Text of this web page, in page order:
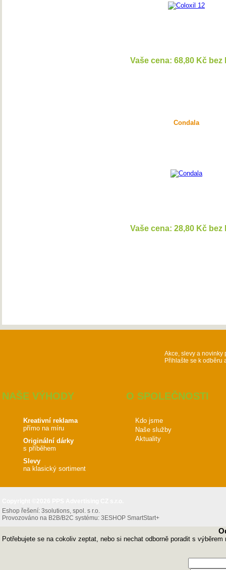
Vaše cena: 68,80 Kč bez
Condala
Vaše cena: 28,80 Kč bez
Akce, slevy a novinky
Přihlašte se k odběru
NAŠE VÝHODY
Kreativní reklama
přímo na míru
Originální dárky
s příběhem
Slevy
na klasický sortiment
O SPOLEČNOSTI
Kdo jsme
Naše služby
Aktuality
Eshop řešení: 3solutions, spol. s r.o.
Provozováno na B2B/B2C systému: 3ESHOP SmartStart+
Potřebujete se na cokoliv zeptat, nebo si nechat odborně poradit s